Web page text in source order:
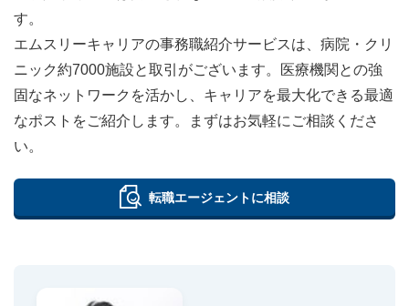
す。
エムスリーキャリアの事務職紹介サービスは、病院・クリ
ニック約7000施設と取引がございます。医療機関との強
固なネットワークを活かし、キャリアを最大化できる最適
なポストをご紹介します。まずはお気軽にご相談くださ
い。
転職エージェントに相談